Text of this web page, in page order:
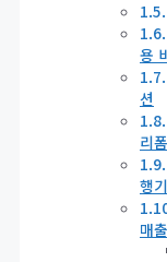
용
션
리
행
매